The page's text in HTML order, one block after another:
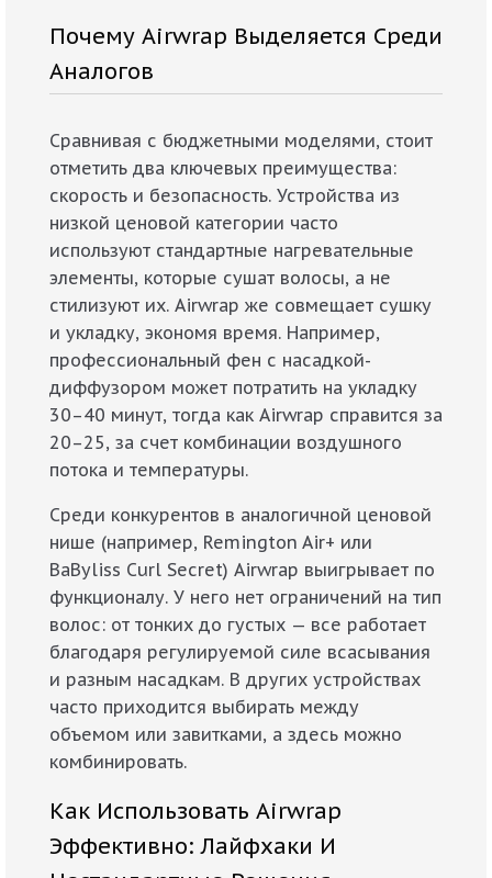
Почему Airwrap Выделяется Среди
Аналогов
Сравнивая с бюджетными моделями, стоит
отметить два ключевых преимущества:
скорость и безопасность. Устройства из
низкой ценовой категории часто
используют стандартные нагревательные
элементы, которые сушат волосы, а не
стилизуют их. Airwrap же совмещает сушку
и укладку, экономя время. Например,
профессиональный фен с насадкой-
диффузором может потратить на укладку
30–40 минут, тогда как Airwrap справится за
20–25, за счет комбинации воздушного
потока и температуры.
Среди конкурентов в аналогичной ценовой
нише (например, Remington Air+ или
BaByliss Curl Secret) Airwrap выигрывает по
функционалу. У него нет ограничений на тип
волос: от тонких до густых — все работает
благодаря регулируемой силе всасывания
и разным насадкам. В других устройствах
часто приходится выбирать между
объемом или завитками, а здесь можно
комбинировать.
Как Использовать Airwrap
Эффективно: Лайфхаки И